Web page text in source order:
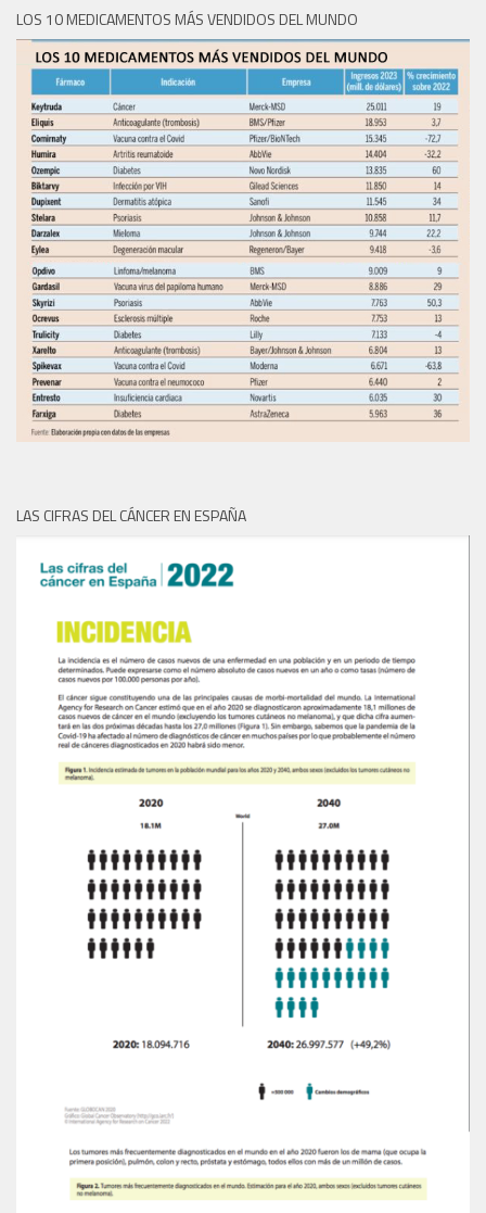
LOS 10 MEDICAMENTOS MÁS VENDIDOS DEL MUNDO
LAS CIFRAS DEL CÁNCER EN ESPAÑA